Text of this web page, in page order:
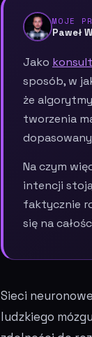
MOJE
Paweł
Jako
sposób, w
że
tworzenia
Na czym
intencji
faktycznie
się na
Sieci
ludzkiego